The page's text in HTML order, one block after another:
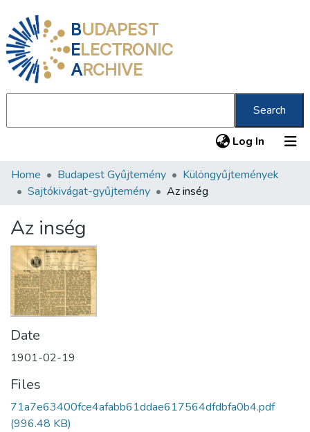
BUDAPEST
ELECTRONIC
ARCHIVE
Search
Log In (current)
Communities & Collections
Statistics
About us
Home Budapest Gyűjtemény
Különgyűjtemények
Sajtókivágat-gyűjtemény
Az inség
Az inség
Date
1901-02-19
Files
71a7e63400fce4afabb61ddae617564dfdbfa0b4.pdf
(996.48 KB)